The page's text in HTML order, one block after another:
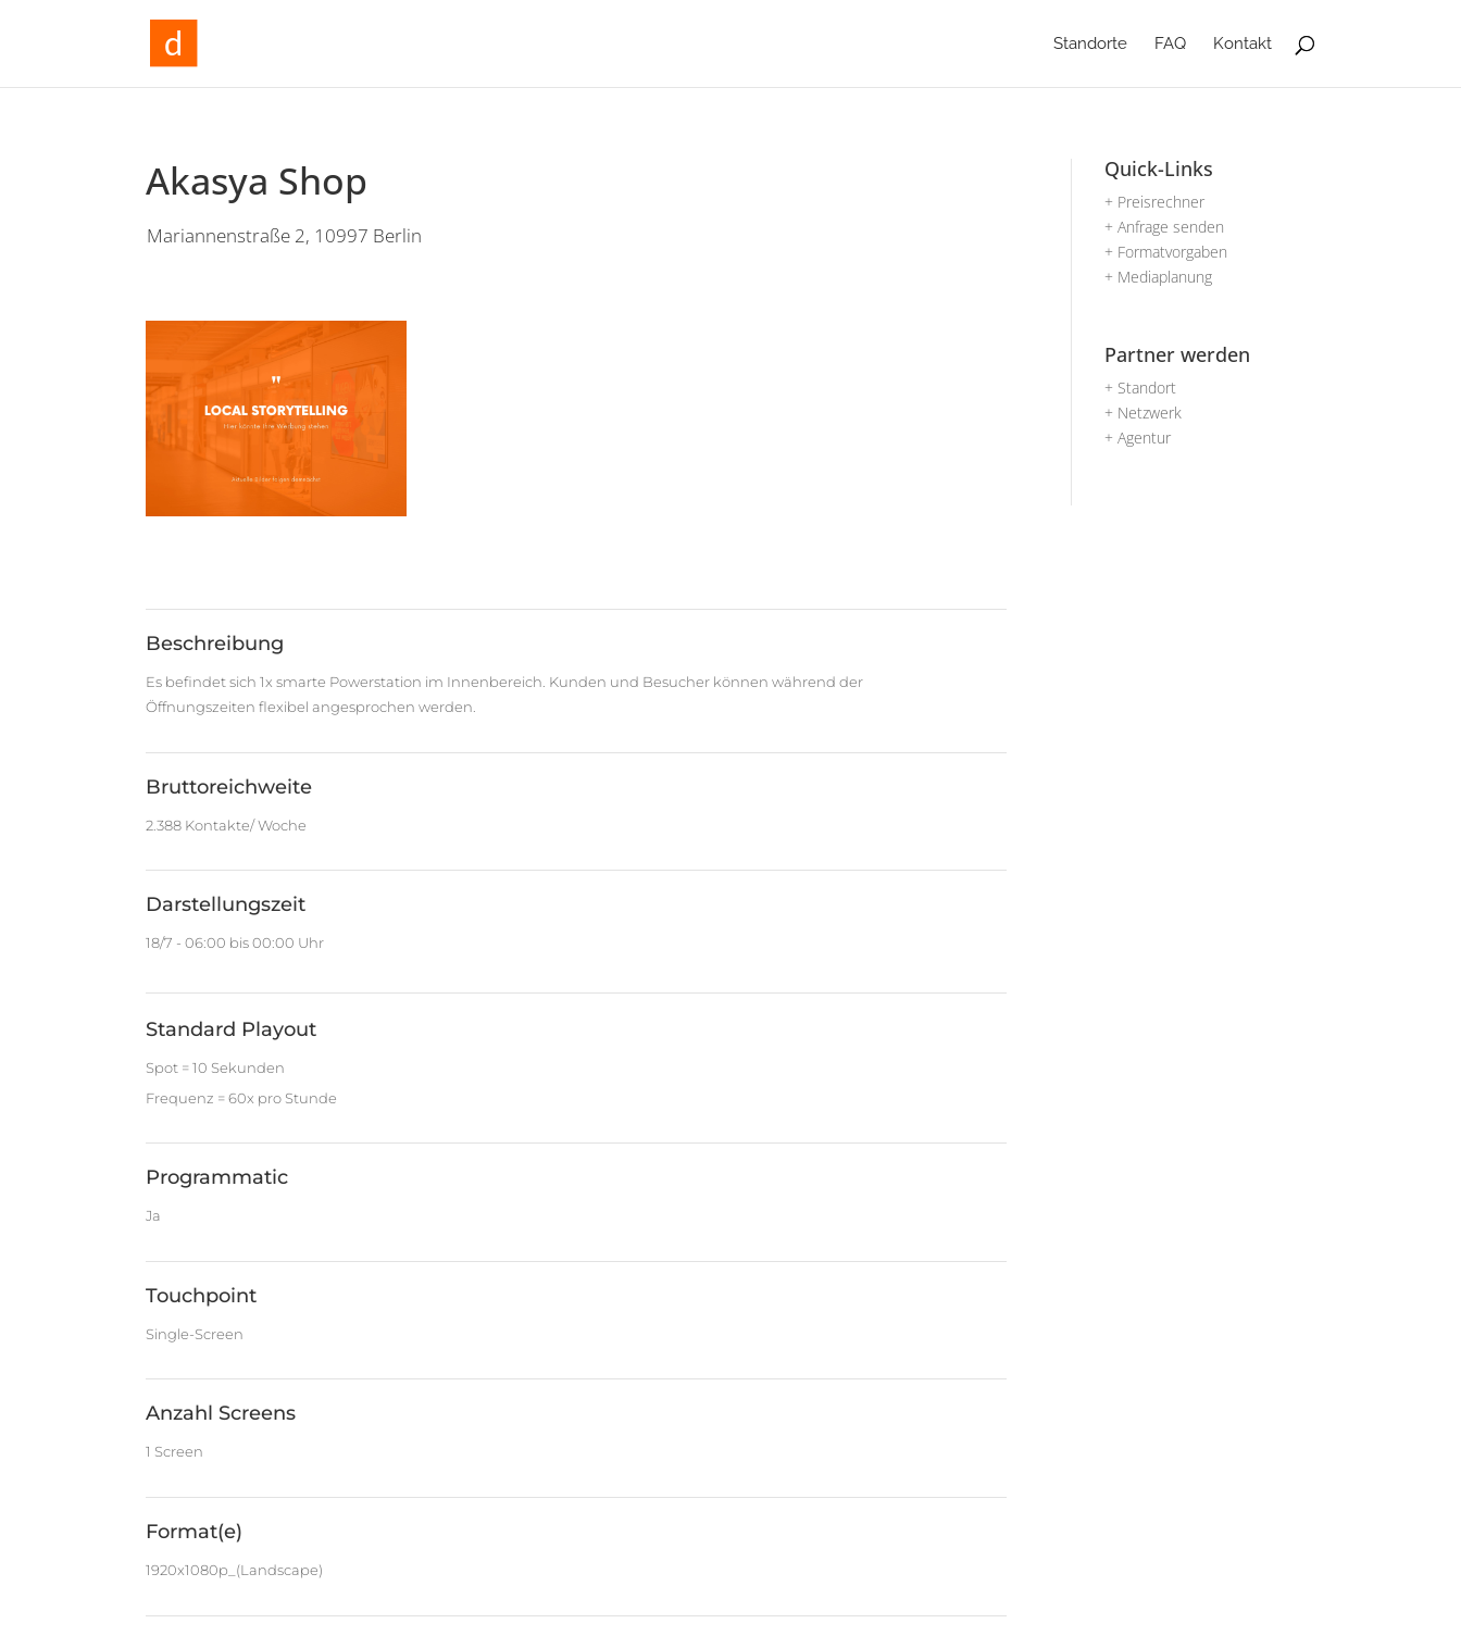
Standorte FAQ Kontakt
Akasya Shop
Mariannenstraße 2, 10997 Berlin
Beschreibung
Es befindet sich 1x smarte Powerstation im Innenbereich. Kunden und Besucher können während der
Öffnungszeiten flexibel angesprochen werden.
Bruttoreichweite
2.388 Kontakte/ Woche
Darstellungszeit
18/7 - 06:00 bis 00:00 Uhr
Standard Playout
Spot = 10 Sekunden
Frequenz = 60x pro Stunde
Programmatic
Ja
Touchpoint
Single-Screen
Anzahl Screens
1 Screen
Format(e)
1920x1080p_(Landscape)
Quick-Links
+ Preisrechner
+ Anfrage senden
+ Formatvorgaben
+ Mediaplanung
Partner werden
+ Standort
+ Netzwerk
+ Agentur